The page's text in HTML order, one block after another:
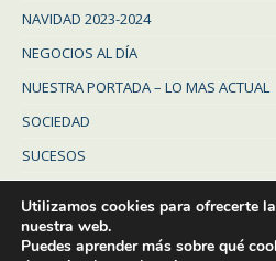
NAVIDAD 2023-2024
NEGOCIOS AL DÍA
NUESTRA PORTADA – LO MAS ACTUAL
SOCIEDAD
SUCESOS
ZARAGOZA
Utilizamos cookies para ofrecerte
nuestra web.
Puedes aprender más sobre qué